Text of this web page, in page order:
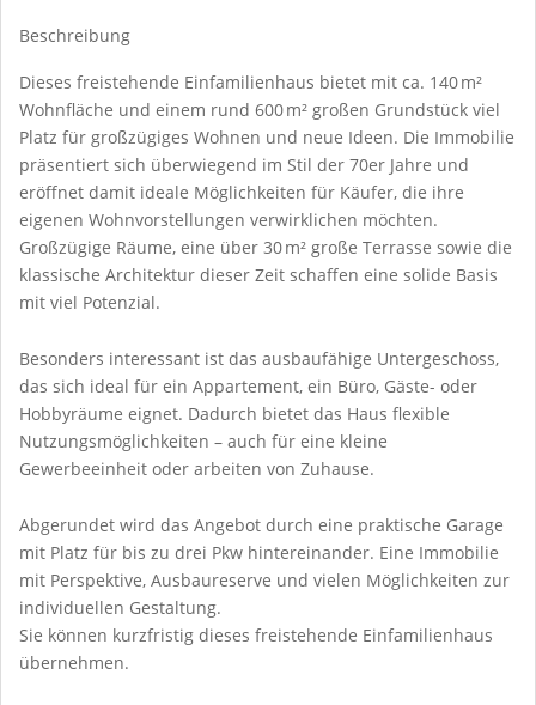
Beschreibung
Dieses freistehende Einfamilienhaus bietet mit ca. 140 m²
Wohnfläche und einem rund 600 m² großen Grundstück viel
Platz für großzügiges Wohnen und neue Ideen. Die Immobilie
präsentiert sich überwiegend im Stil der 70er Jahre und
eröffnet damit ideale Möglichkeiten für Käufer, die ihre
eigenen Wohnvorstellungen verwirklichen möchten.
Großzügige Räume, eine über 30 m² große Terrasse sowie die
klassische Architektur dieser Zeit schaffen eine solide Basis
mit viel Potenzial.
Besonders interessant ist das ausbaufähige Untergeschoss,
das sich ideal für ein Appartement, ein Büro, Gäste- oder
Hobbyräume eignet. Dadurch bietet das Haus flexible
Nutzungsmöglichkeiten – auch für eine kleine
Gewerbeeinheit oder arbeiten von Zuhause.
Abgerundet wird das Angebot durch eine praktische Garage
mit Platz für bis zu drei Pkw hintereinander. Eine Immobilie
mit Perspektive, Ausbaureserve und vielen Möglichkeiten zur
individuellen Gestaltung.
Sie können kurzfristig dieses freistehende Einfamilienhaus
übernehmen.